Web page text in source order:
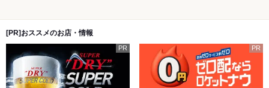
[PR]おススメのお店・情報
PR PR